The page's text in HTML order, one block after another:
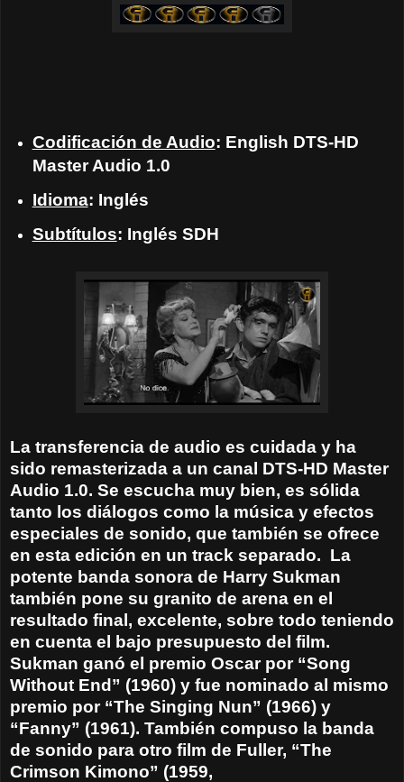
Codificación de Audio: English DTS-HD
Master Audio 1.0
Idioma: Inglés
Subtítulos: Inglés SDH
La transferencia de audio es cuidada y ha
sido remasterizada a un canal DTS-HD Master
Audio 1.0. Se escucha muy bien, es sólida
tanto los diálogos como la música y efectos
especiales de sonido, que también se ofrece
en esta edición en un track separado. La
potente banda sonora de Harry Sukman
también pone su granito de arena en el
resultado final, excelente, sobre todo teniendo
en cuenta el bajo presupuesto del film.
Sukman ganó el premio Oscar por “Song
Without End” (1960) y fue nominado al mismo
premio por “The Singing Nun” (1966) y
“Fanny” (1961). También compuso la banda
de sonido para otro film de Fuller, “The
Crimson Kimono” (1959,